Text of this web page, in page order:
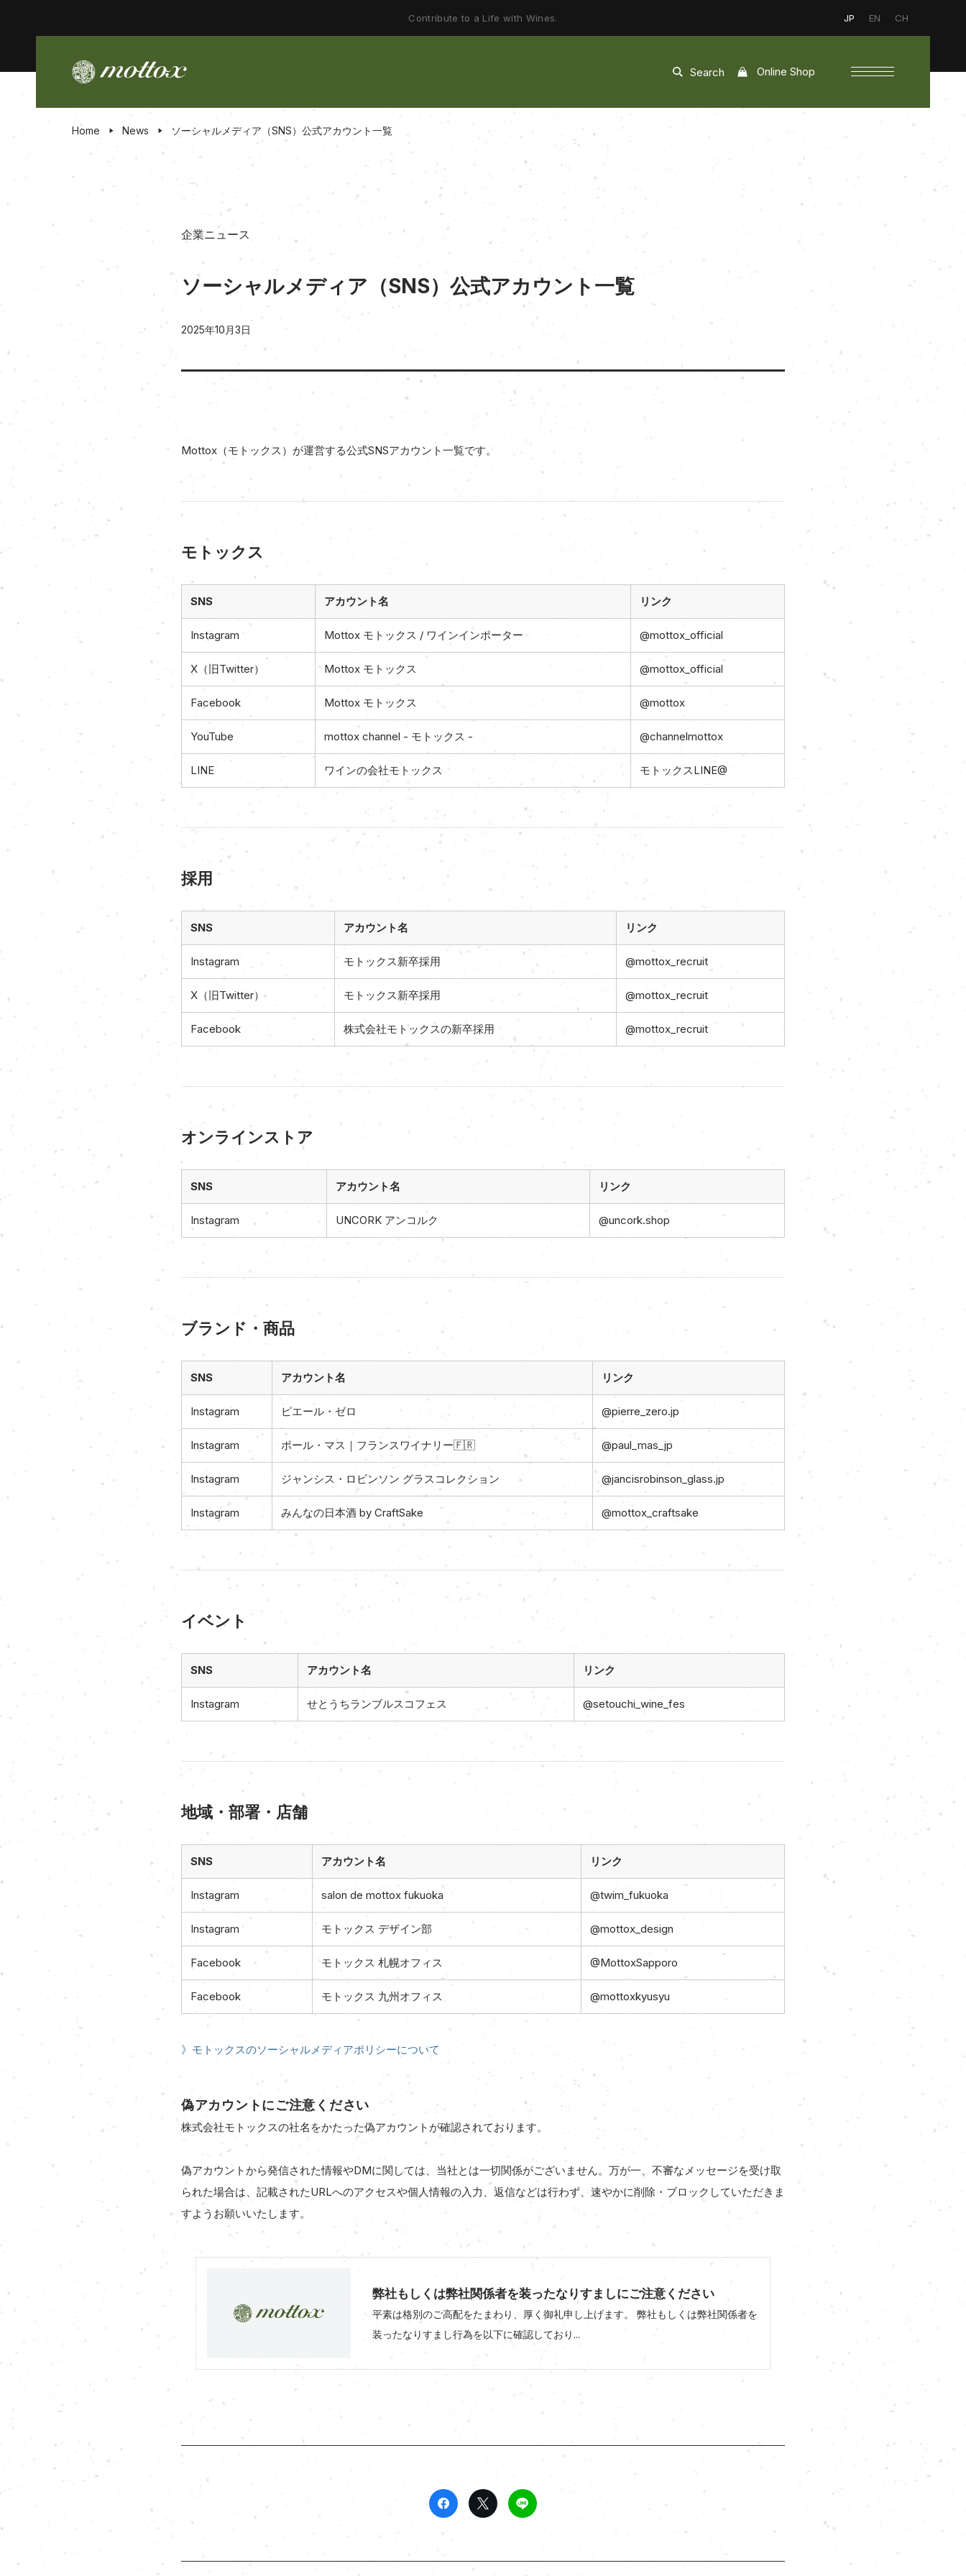
Contribute to a Life with Wines. JP EN CH
Search Online Shop
Home News ソーシャルメディア（SNS）公式アカウント一覧
企業ニュース
ソーシャルメディア（SNS）公式アカウント一覧
2025年10月3日
Mottox（モトックス）が運営する公式SNSアカウント一覧です。
モトックス
SNS アカウント名 リンク
Instagram Mottox モトックス / ワインインポーター @mottox_official
X（旧Twitter） Mottox モトックス @mottox_official
Facebook Mottox モトックス @mottox
YouTube mottox channel - モトックス - @channelmottox
LINE ワインの会社モトックス モトックスLINE@
採用
SNS アカウント名 リンク
Instagram モトックス新卒採用 @mottox_recruit
X（旧Twitter） モトックス新卒採用 @mottox_recruit
Facebook 株式会社モトックスの新卒採用 @mottox_recruit
オンラインストア
SNS アカウント名 リンク
Instagram UNCORK アンコルク @uncork.shop
ブランド・商品
SNS アカウント名 リンク
Instagram ピエール・ゼロ @pierre_zero.jp
Instagram ポール・マス｜フランスワイナリー🇫🇷 @paul_mas_jp
Instagram ジャンシス・ロビンソン グラスコレクション @jancisrobinson_glass.jp
Instagram みんなの日本酒 by CraftSake @mottox_craftsake
イベント
SNS アカウント名 リンク
Instagram せとうちランブルスコフェス @setouchi_wine_fes
地域・部署・店舗
SNS アカウント名 リンク
Instagram salon de mottox fukuoka @twim_fukuoka
Instagram モトックス デザイン部 @mottox_design
Facebook モトックス 札幌オフィス @MottoxSapporo
Facebook モトックス 九州オフィス @mottoxkyusyu
》モトックスのソーシャルメディアポリシーについて
偽アカウントにご注意ください
株式会社モトックスの社名をかたった偽アカウントが確認されております。
偽アカウントから発信された情報やDMに関しては、当社とは一切関係がございません。万が一、不審なメッセージを受け取
られた場合は、記載されたURLへのアクセスや個人情報の入力、返信などは行わず、速やかに削除・ブロックしていただきま
すようお願いいたします。
弊社もしくは弊社関係者を装ったなりすましにご注意ください
平素は格別のご高配をたまわり、厚く御礼申し上げます。 弊社もしくは弊社関係者を
装ったなりすまし行為を以下に確認しており...